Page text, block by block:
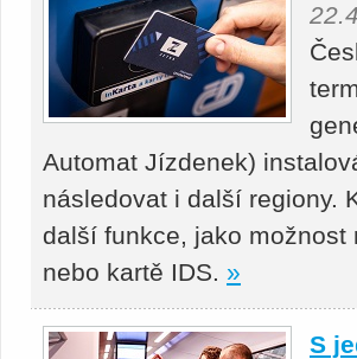
Automat Jízdenek)
následovat i další regiony.
další funkce, jako
nebo kartě IDS. »
S